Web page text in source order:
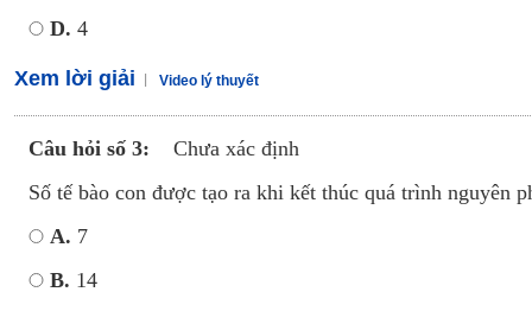
D. 4
Xem lời giải Video lý thuyết
Câu hỏi số 3:
Chưa xác định
Số tế bào con được tạo ra khi kết thúc quá trình nguyên
A. 7
B. 14